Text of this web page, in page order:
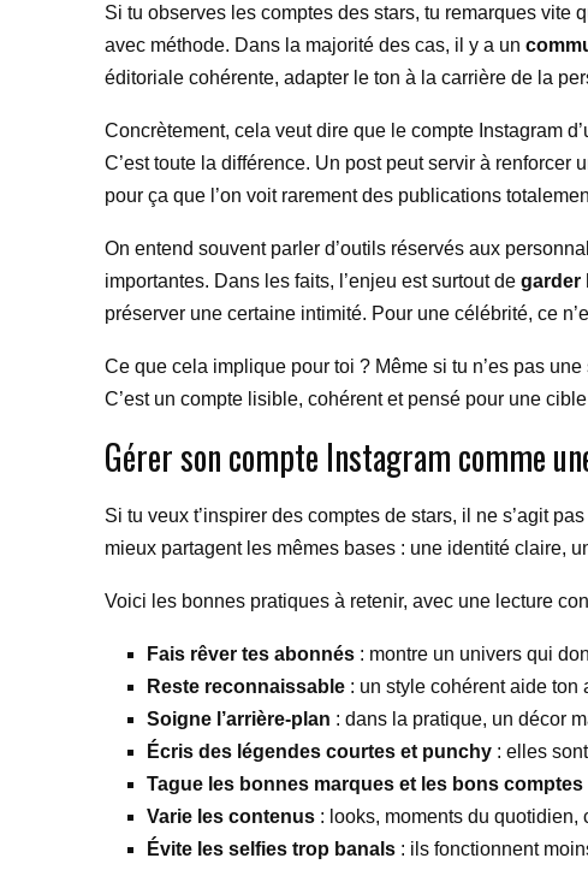
Si tu observes les comptes des stars, tu remarques vite
avec méthode. Dans la majorité des cas, il y a un
éditoriale cohérente, adapter le ton à la carrière de la
Concrètement, cela veut dire que le compte Instagram
C’est toute la différence. Un post peut servir à
pour ça que l’on voit rarement des publications
On entend souvent parler d’outils réservés aux
importantes. Dans les faits, l’enjeu est surtout de garder
préserver une certaine intimité. Pour une célébrité, ce
Ce que cela implique pour toi ? Même si tu n’es pas
C’est un compte lisible, cohérent et pensé pour une
Gérer son compte Instagram comme
Si tu veux t’inspirer des comptes de stars, il ne s’agit
mieux partagent les mêmes bases : une identité claire,
Voici les bonnes pratiques à retenir, avec une lecture
Fais rêver tes abonnés : montre un univers qui
Reste reconnaissable : un style cohérent aide
Soigne l’arrière-plan : dans la pratique, un décor
Écris des légendes courtes et punchy : elles
Tague les bonnes marques et les bons comptes
Varie les contenus : looks, moments du
Évite les selfies trop banals : ils fonctionnent